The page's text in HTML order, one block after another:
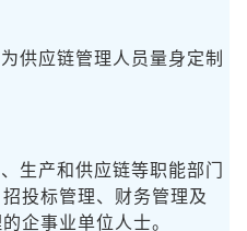
供应链管理人员量身定制
生产和供应链等职能部门
投标管理、财务管理及
企事业单位人士。